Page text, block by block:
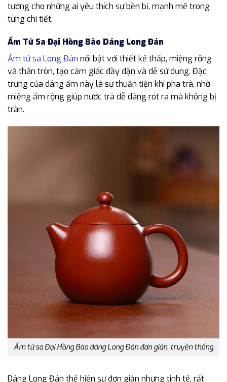
tưởng cho những ai yêu thích sự bền bỉ, mạnh mẽ trong
từng chi tiết.
Ấm Tử Sa Đại Hồng Bào Dáng Long Đán
Ấm tử sa Long Đán nổi bật với thiết kế thấp, miệng rộng
và thân tròn, tạo cảm giác đầy đặn và dễ sử dụng. Đặc
trưng của dáng ấm này là sự thuận tiện khi pha trà, nhờ
miệng ấm rộng giúp nước trà dễ dàng rót ra mà không bị
tràn.
Ấm tử sa Đại Hồng Bào dáng Long Đán đơn giản, truyền thống
Dáng Long Đán thể hiện sự đơn giản nhưng tinh tế, rất